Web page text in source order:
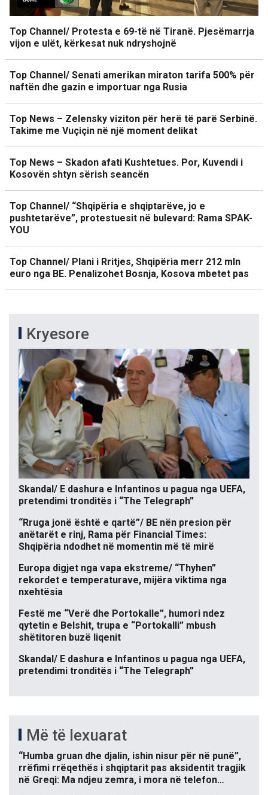
Top Channel/ Protesta e 69-të në Tiranë. Pjesëmarrja
vijon e ulët, kërkesat nuk ndryshojnë
Top Channel/ Senati amerikan miraton tarifa 500% për
naftën dhe gazin e importuar nga Rusia
Top News – Zelensky viziton për herë të parë Serbinë.
Takime me Vuçiçin në një moment delikat
Top News – Skadon afati Kushtetues. Por, Kuvendi i
Kosovën shtyn sërish seancën
Top Channel/ “Shqipëria e shqiptarëve, jo e
pushtetarëve”, protestuesit në bulevard: Rama SPAK-
YOU
Top Channel/ Plani i Rritjes, Shqipëria merr 212 mln
euro nga BE. Penalizohet Bosnja, Kosova mbetet pas
Kryesore
Skandal/ E dashura e Infantinos u pagua nga UEFA,
pretendimi tronditës i “The Telegraph”
“Rruga jonë është e qartë”/ BE nën presion për
anëtarët e rinj, Rama për Financial Times:
Shqipëria ndodhet në momentin më të mirë
Europa digjet nga vapa ekstreme/ “Thyhen”
rekordet e temperaturave, mijëra viktima nga
nxehtësia
Festë me “Verë dhe Portokalle”, humori ndez
qytetin e Belshit, trupa e “Portokalli” mbush
shëtitoren buzë liqenit
Skandal/ E dashura e Infantinos u pagua nga UEFA,
pretendimi tronditës i “The Telegraph”
Më të lexuarat
“Humba gruan dhe djalin, ishin nisur për në punë”,
rrëfimi rrëqethës i shqiptarit pas aksidentit tragjik
në Greqi: Ma ndjeu zemra, i mora në telefon…